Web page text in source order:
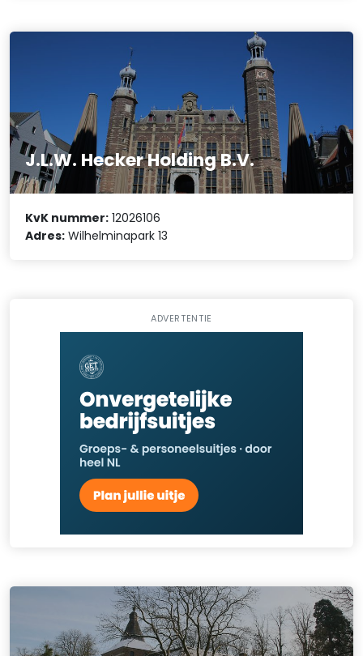
J.L.W. Hecker Holding B.V.
KvK nummer: 12026106
Adres: Wilhelminapark 13
ADVERTENTIE